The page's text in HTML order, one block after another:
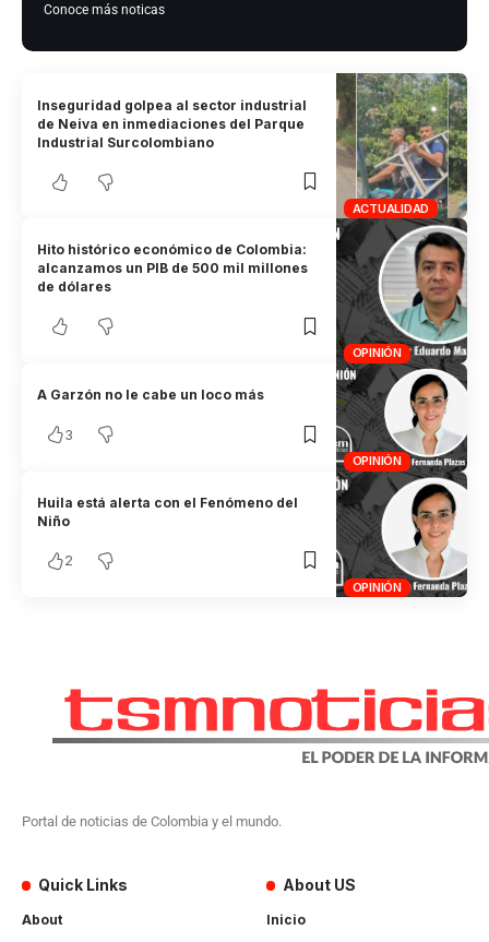
Conoce más noticas
ACTUALIDAD
Inseguridad golpea al sector industrial
de Neiva en inmediaciones del Parque
Industrial Surcolombiano
OPINIÓN
Hito histórico económico de Colombia:
alcanzamos un PIB de 500 mil millones
de dólares
OPINIÓN
A Garzón no le cabe un loco más
3
OPINIÓN
Huila está alerta con el Fenómeno del
Niño
2
Portal de noticias de Colombia y el mundo.
Quick Links
About
About US
Inicio